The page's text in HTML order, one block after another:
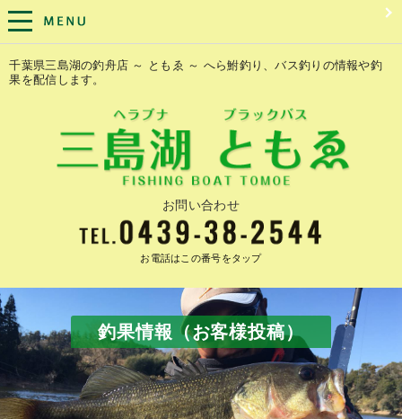
千葉県三島湖の釣舟店 ～ ともゑ ～ へら鮒釣り、バス釣りの情報や釣
果を配信します。
お問い合わせ
お電話はこの番号をタップ
釣果情報（お客様投稿）